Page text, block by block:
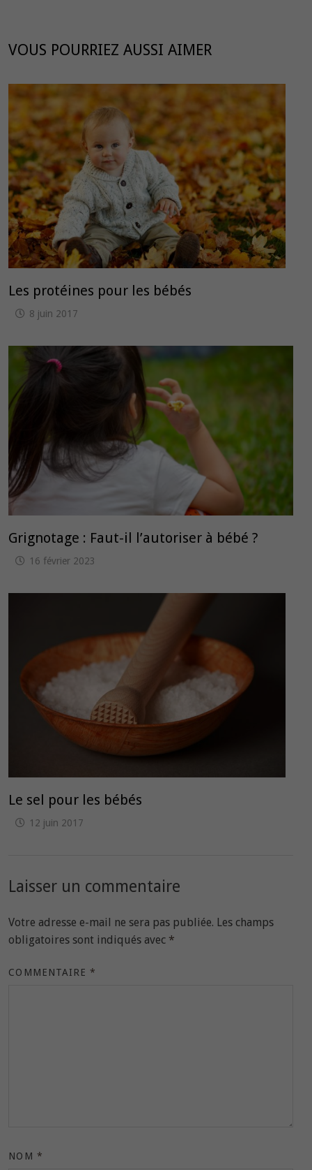
VOUS POURRIEZ AUSSI AIMER
Les protéines pour les bébés
8 juin 2017
Grignotage : Faut-il l’autoriser à bébé ?
16 février 2023
Le sel pour les bébés
12 juin 2017
Laisser un commentaire
Votre adresse e-mail ne sera pas publiée. Les champs
obligatoires sont indiqués avec *
COMMENTAIRE*
NOM *